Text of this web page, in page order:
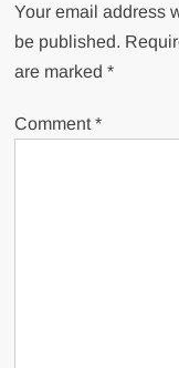
Your email address
be published.
are marked*
Comment*